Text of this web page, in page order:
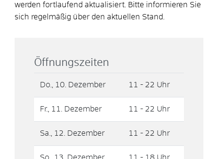
werden fortlaufend aktualisiert. Bitte informieren Sie
sich regelmäßig über den aktuellen Stand.
Öffnungszeiten
Do., 10. Dezember 11 - 22 Uhr
Fr., 11. Dezember 11 - 22 Uhr
Sa., 12. Dezember 11 - 22 Uhr
So., 13. Dezember 11 - 18 Uhr